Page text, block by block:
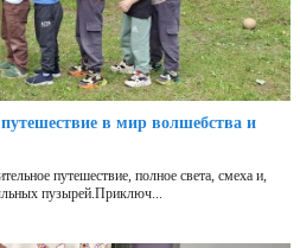
в мир волшебства и
путешествие, полное света, смеха и,
пузырей.Приключ...